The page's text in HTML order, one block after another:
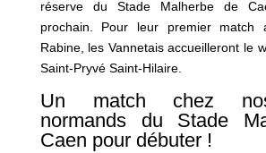
réserve du Stade Malherbe de
prochain. Pour leur premier
Rabine, les Vannetais accueilleront le
Saint-Pryvé Saint-Hilaire.
Un match chez
normands du Stade
Caen pour débuter !